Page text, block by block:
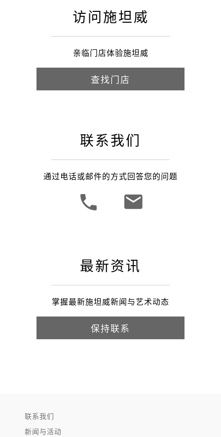
访问施坦威
亲临门店体验施坦威
查找门店
联系我们
通过电话或邮件的方式回答您的问题
最新资讯
掌握最新施坦威新闻与艺术动态
保持联系
联系我们
新闻与活动